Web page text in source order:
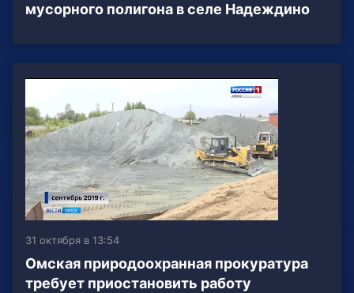
мусорного полигона в селе Надеждино
31 октября в 13:54
Омская природоохранная прокуратура
требует приостановить работу